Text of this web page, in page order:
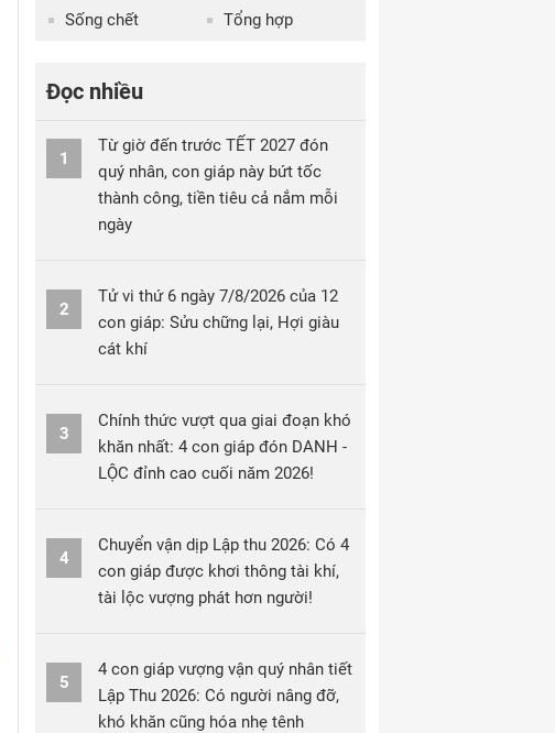
Sống chết Tổng hợp
Đọc nhiều
1
Từ giờ đến trước TẾT 2027 đón
quý nhân, con giáp này bứt tốc
thành công, tiền tiêu cả nắm mỗi
ngày
2
Tử vi thứ 6 ngày 7/8/2026 của 12
con giáp: Sửu chững lại, Hợi giàu
cát khí
3
Chính thức vượt qua giai đoạn khó
khăn nhất: 4 con giáp đón DANH -
LỘC đỉnh cao cuối năm 2026!
4
Chuyển vận dịp Lập thu 2026: Có 4
con giáp được khơi thông tài khí,
tài lộc vượng phát hơn người!
5
4 con giáp vượng vận quý nhân tiết
Lập Thu 2026: Có người nâng đỡ,
khó khăn cũng hóa nhẹ tênh